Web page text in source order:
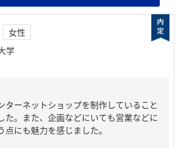
女性
学
ターネットショップを制作していること
た。また、企画などにいても営業などに
にも魅力を感じました。